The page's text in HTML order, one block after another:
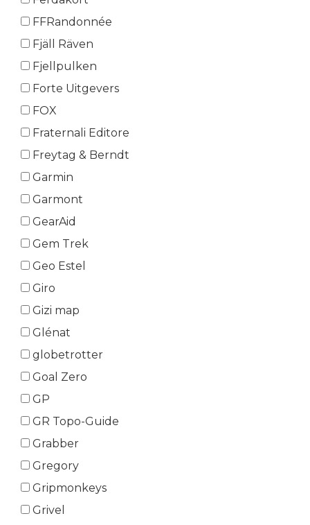
FFRandonnée
Fjäll Räven
Fjellpulken
Forte Uitgevers
FOX
Fraternali Editore
Freytag & Berndt
Garmin
Garmont
GearAid
Gem Trek
Geo Estel
Giro
Gizi map
Glénat
globetrotter
Goal Zero
GP
GR Topo-Guide
Grabber
Gregory
Gripmonkeys
Grivel